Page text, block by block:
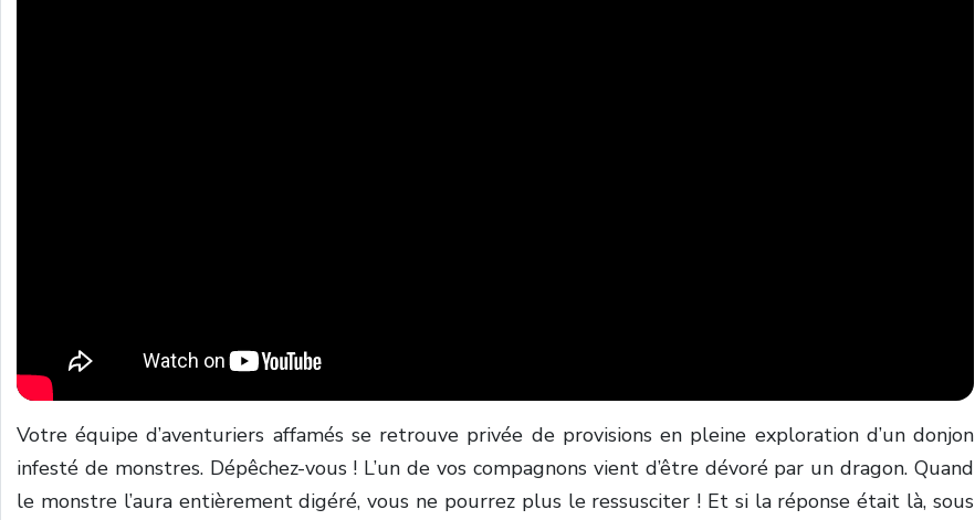
Votre équipe d’aventuriers affamés se retrouve privée de provisions en pleine exploration d’un donjon
infesté de monstres. Dépêchez-vous ! L’un de vos compagnons vient d’être dévoré par un dragon. Quand
le monstre l’aura entièrement digéré, vous ne pourrez plus le ressusciter ! Et si la réponse était là, sous